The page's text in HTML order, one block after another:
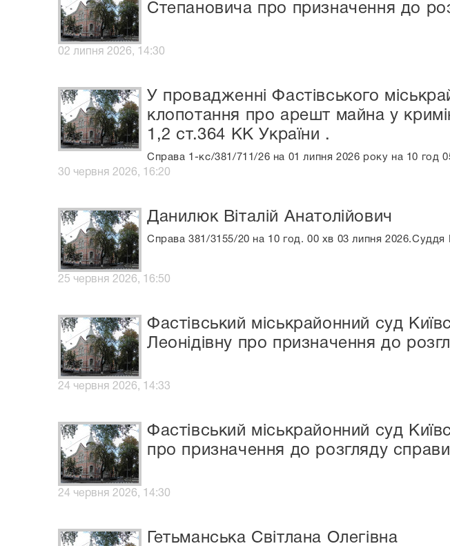
Степановича про призначення до
02 липня 2026, 14:30
У провадженні Фастівського
клопотання про арешт майна у
1,2 ст.364 КК України .
Справа 1-кс/381/711/26 на 01 липня 2026 року на 10 год
30 червня 2026, 16:20
Данилюк Віталій Анатолійович
Справа 381/3155/20 на 10 год. 00 хв 03 липня
25 червня 2026, 16:50
Фастівський міськрайонний суд
Леонідівну про призначення до
24 червня 2026, 14:33
Фастівський міськрайонний суд
про призначення до розгляду справи
24 червня 2026, 14:30
Гетьманська Світлана Олегівна